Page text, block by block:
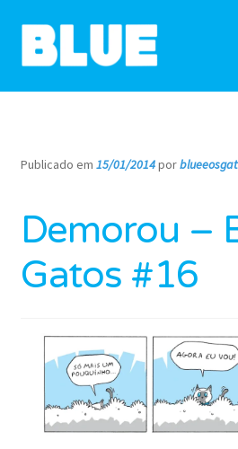
Pular
para
Pular
para
TIRINHAS
SOBRE
CLUBE DO BLUE
CONTATO
MINHA CONTA
Publicado em 15/01/2014por
Demorou –
Gatos #16